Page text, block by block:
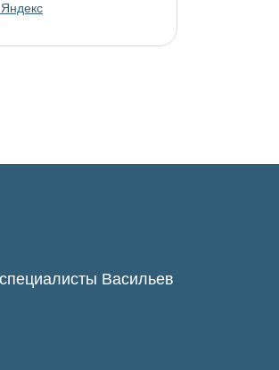
Васильев